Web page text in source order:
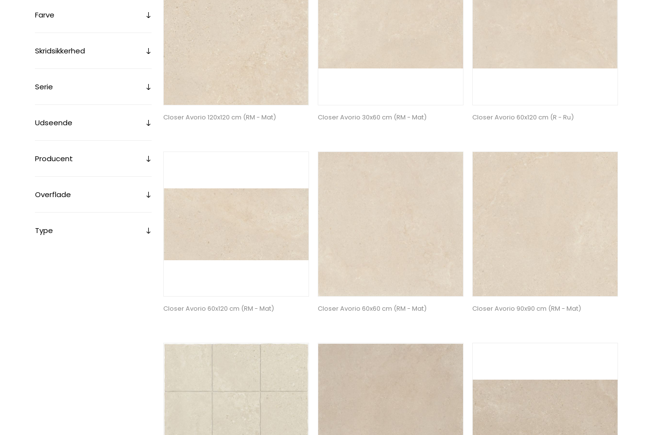
Farve
Skridsikkerhed
Serie
Udseende
Producent
Overflade
Type
Closer Avorio 120x120 cm (RM - Mat) Closer Avorio 30x60 cm (RM - Mat) Closer Avorio 60x120 cm (R - Ru)
Closer Avorio 60x120 cm (RM - Mat) Closer Avorio 60x60 cm (RM - Mat) Closer Avorio 90x90 cm (RM - Mat)